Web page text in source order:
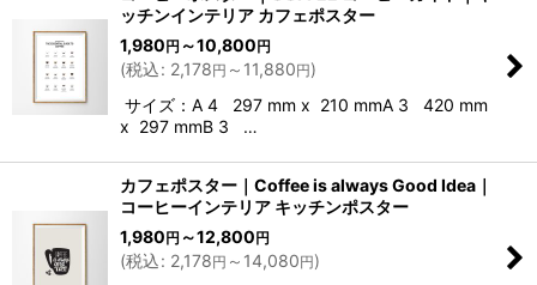
ッチンインテリア カフェポスター
1,980円 ～10,800円
(税込: 2,178円 ～11,880円)
サイズ：A 4 297 mm x 210 mmA 3 420 mm
x 297 mmB 3 …
カフェポスター｜Coffee is always Good Idea｜
コーヒーインテリア キッチンポスター
1,980円 ～12,800円
(税込: 2,178円 ～14,080円)